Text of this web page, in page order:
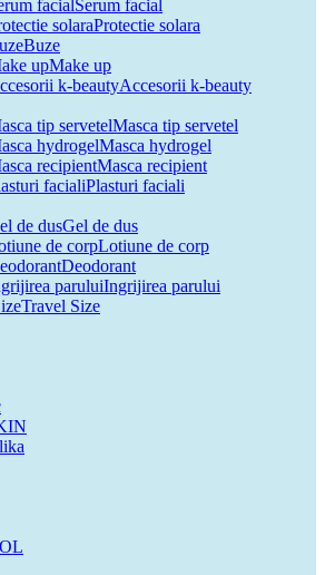
Serum facial
Protectie solara
Buze
Make up
Accesorii k-beauty
Masca tip servetel
Masca hydrogel
Masca recipient
Plasturi faciali
Gel de dus
Lotiune de corp
Deodorant
Ingrijirea parului
Travel Size